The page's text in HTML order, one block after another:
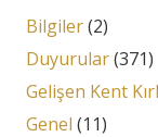
Bilgiler(2)
Duyurular(371)
Gelişen Kent
Genel (11)